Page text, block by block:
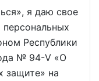
я даю свое
персональных
Республики
№ 94-V «О
защите» на